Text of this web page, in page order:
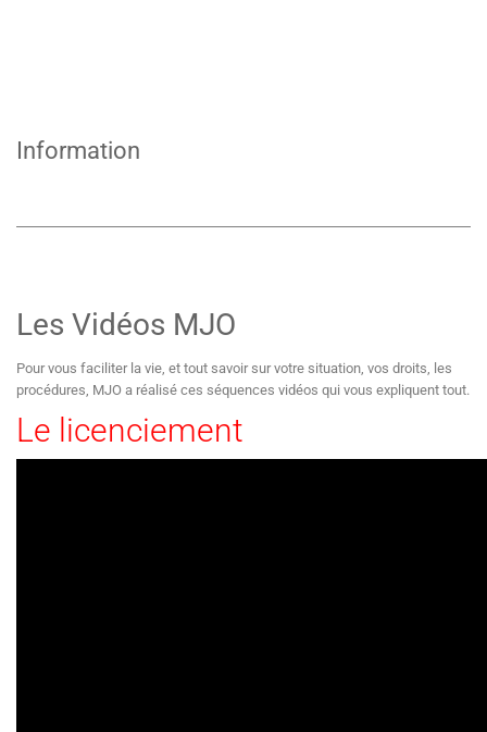
Information
Les Vidéos MJO
Pour vous faciliter la vie, et tout savoir sur votre situation, vos droits, les
procédures, MJO a réalisé ces séquences vidéos qui vous expliquent tout.
Le licenciement